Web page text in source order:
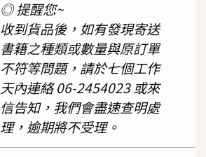
◎ 提醒您~
收到貨品後，如有發現寄送
書籍之種類或數量與原訂單
不符等問題，請於七個工作
天內連絡 06-2454023 或來
信告知，我們會盡速查明處
理，逾期將不受理。